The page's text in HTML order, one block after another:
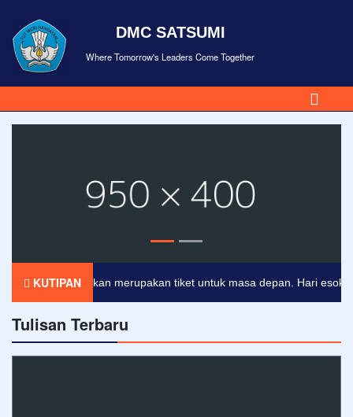
DMC SATSUMI
Where Tomorrow's Leaders Come Together
KUTIPAN
Pendidikan merupakan tiket untuk masa depan. Hari esok
Tulisan Terbaru